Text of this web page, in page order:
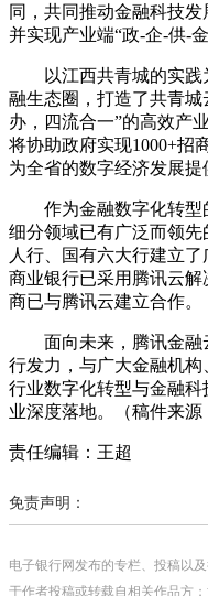
同，共同推动金融科技发
并实现产业端“政-企-供-
以江西共青城的实
融生态圈，打造了共青
办，四流合一”的高效产
将协助政府实现1000+招
为全省的数字经济发展提
作为金融数字化转
细分领域已有广泛而领
人行、国有六大行建立
商业银行已采用腾讯云
商已与腾讯云建立合作。
面向未来，腾讯金
行发力，与广大金融机
行业数字化转型与金融
业深度落地。
（稿件来源
责任编辑：王超
免责声明：
电子银行网发布的专栏、投稿以
于作者投稿或转载自相关作品方